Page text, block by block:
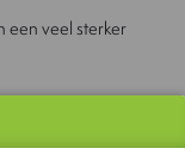
een veel sterker
honden.